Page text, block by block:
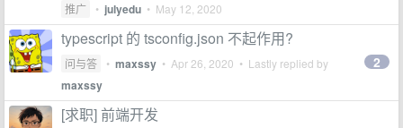
推广 • julyedu • May 12, 2020
typescript 的 tsconfig.json 不起作用?
问与答 • maxssy • Apr 26, 2020 • Lastly replied by
maxssy
2
[求职] 前端开发